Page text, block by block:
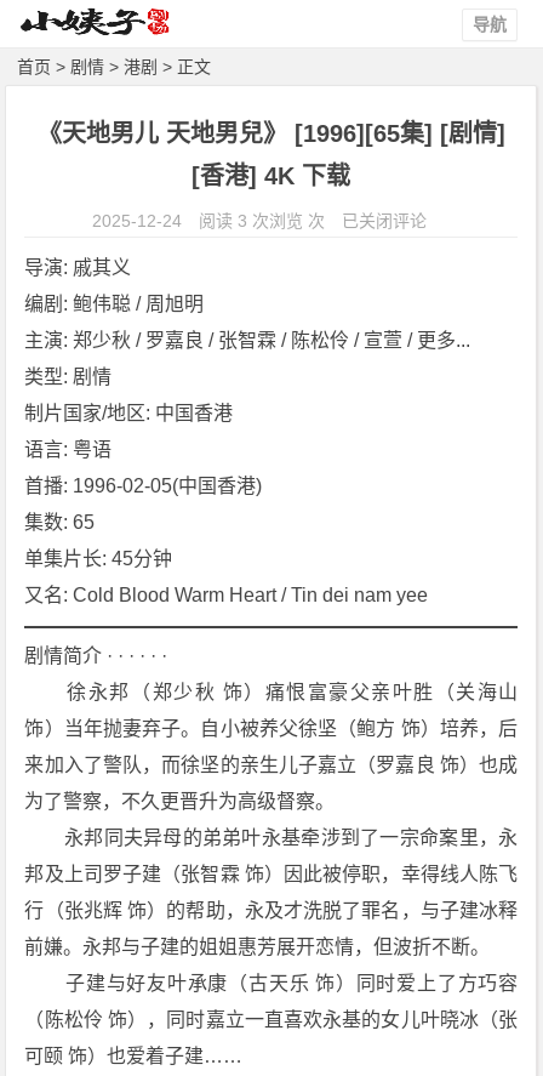
导航
首页 > 剧情 >港剧 > 正文
《天地男儿 天地男兒》 [1996][65集] [剧情]
[香港] 4K 下载
2025-12-24 阅读 3 次浏览 次
《天
天
[6
情]
[香
港]
K
载
已关闭评论
导演: 戚其义
编剧: 鲍伟聪 / 周旭明
主演: 郑少秋 / 罗嘉良 / 张智霖 / 陈松伶 / 宣萱 / 更多...
类型: 剧情
制片国家/地区: 中国香港
语言: 粤语
首播: 1996-02-05(中国香港)
集数: 65
单集片长: 45分钟
又名: Cold Blood Warm Heart / Tin dei nam yee
剧情简介 · · · · · ·
徐永邦（郑少秋 饰）痛恨富豪父亲叶胜（关海山
饰）当年抛妻弃子。自小被养父徐坚（鲍方 饰）培养，后
来加入了警队，而徐坚的亲生儿子嘉立（罗嘉良 饰）也成
为了警察，不久更晋升为高级督察。
永邦同夫异母的弟弟叶永基牵涉到了一宗命案里，永
邦及上司罗子建（张智霖 饰）因此被停职，幸得线人陈飞
行（张兆辉 饰）的帮助，永及才洗脱了罪名，与子建冰释
前嫌。永邦与子建的姐姐惠芳展开恋情，但波折不断。
子建与好友叶承康（古天乐 饰）同时爱上了方巧容
（陈松伶 饰），同时嘉立一直喜欢永基的女儿叶晓冰（张
可颐 饰）也爱着子建……